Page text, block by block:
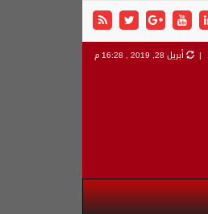
أبريل 28, 2019 , 16:28 م